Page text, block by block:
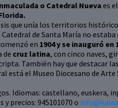
o Catedral Nuevaes
que unía los territorios
de Santa María no
en 1904 y se inauguró en
de cruz latina, con cinco naves,
También hay que destacar
está el Museo Diocesano de Arte
Idiomas: castellano, euskera,
precios: 945101070 o